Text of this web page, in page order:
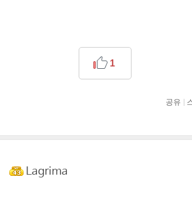
1
공유
Lagrima